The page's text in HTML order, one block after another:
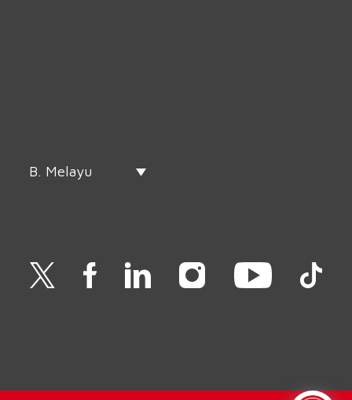
B. Melayu